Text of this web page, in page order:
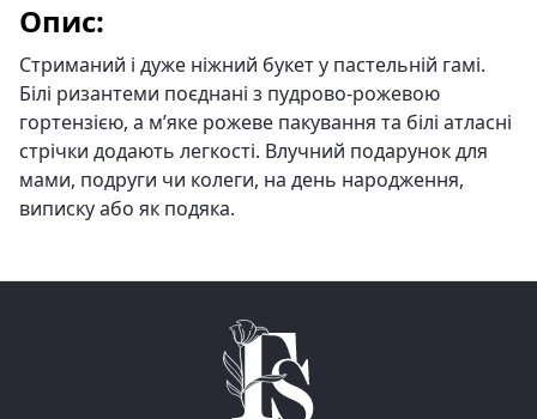
Опис:
Стриманий і дуже ніжний букет у пастельній гамі.
Білі ризантеми поєднані з пудрово-рожевою
гортензією, а м’яке рожеве пакування та білі атласні
стрічки додають легкості. Влучний подарунок для
мами, подруги чи колеги, на день народження,
виписку або як подяка.